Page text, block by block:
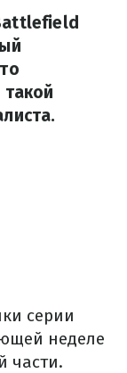
такой
серии
неделе
части.